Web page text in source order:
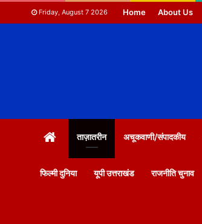
Friday, August 7 2026 Home About Us
HOMEताज़ातरीन अचूकवाणी/संपादकीय
फिल्मी दुनिया यूपी उत्तराखंड राजनीति चुनाव